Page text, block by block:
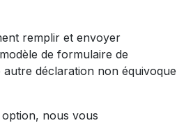
remplir et envoyer
de formulaire de
déclaration non équivoque
nous vous